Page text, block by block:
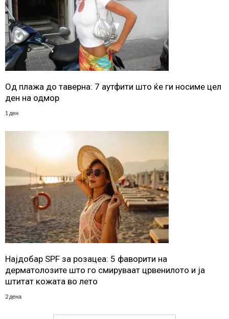
Од плажа до таверна: 7 аутфити што ќе ги носиме цел
ден на одмор
1 ден
Најдобар SPF за розацеа: 5 фаворити на
дерматолозите што го смируваат црвенилото и ја
штитат кожата во лето
2 дена